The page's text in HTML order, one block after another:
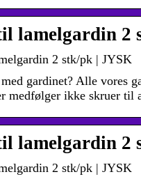
lamelgardin 2
2 stk/pk | JYSK
gardinet? Alle vores
medfølger ikke skruer til
lamelgardin 2
2 stk/pk | JYSK